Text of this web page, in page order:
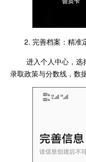
2. 完善档案：精准
进入个人中心，选
录取政策与分数线，数